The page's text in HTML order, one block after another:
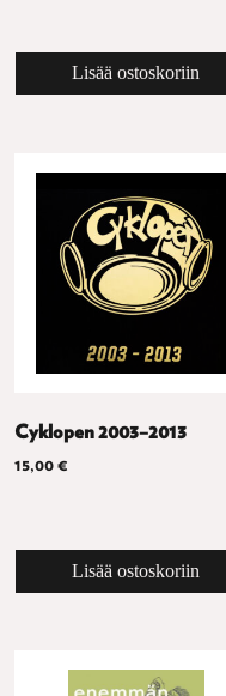
Lisää ostoskoriin
Cyklopen 2003–2013
15,00 €
Lisää ostoskoriin